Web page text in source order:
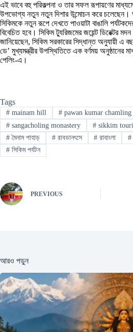
এই ভাবে বহু পরিকল্পনা ও তার সফল রূপায়ণের
উপভোগ্য নতুন নতুন দিশার উন্মোচন করে চলেছেন।
সিকিমকে নতুন রূপে দেখতে পাওয়াটা বাঙালি
বিবেচিত হবে। সিকিম ট্যুরিজমের জয়েন্ট ডিরেক্টর
জানিয়েছেন, সিকিম সরকারের সিদ্ধান্ত অনুযায়ী এ
ডে’ মুখ্যমন্ত্রীর উপস্থিতিতে এক বর্ণময় অনুষ্ঠানের
পেলিং-এ।
Tags
#mainam hill #pawan kumar chamling
#sangacholing monastery #sikkim
#মৈনাম পাহাড় #রাবডানৎসে # রাবাংলা #
#সিকিম পর্যটন
PREVIOUS
আরও পড়ুন